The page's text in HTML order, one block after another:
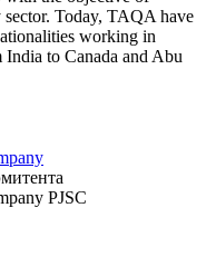
Today, TAQA have
working in
to Canada and Abu
PJSC